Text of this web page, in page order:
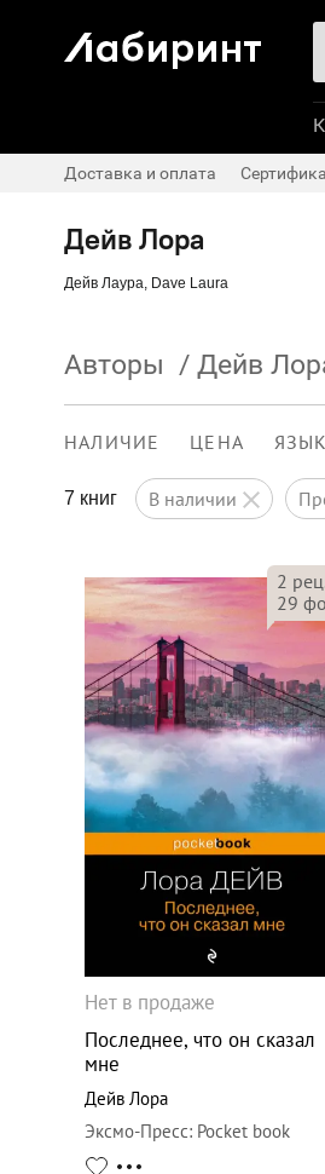
Дейв Лора
Дейв Лаура, Dave Laura
Авторы / Дейв
НАЛИЧИЕ ЦЕНА ЯЗЫК
7 книг в наличии
2
29
Нет в продаже
Последнее, что он сказал
мне
Дейв Лора
Эксмо-Пресс: Pocket book
Доставка и оплата